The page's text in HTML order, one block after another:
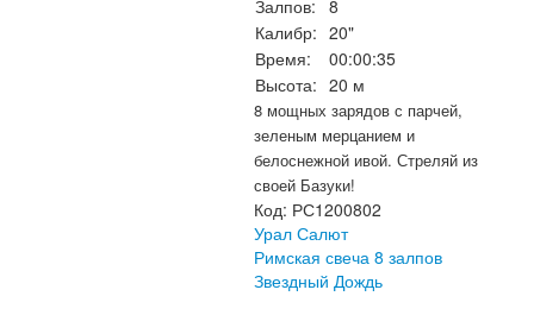
Залпов: 8
Калибр: 20"
Время:
00:00:35
Высота: 20 м
8 мощных зарядов с парчей,
зеленым мерцанием и
белоснежной ивой. Стреляй из
своей Базуки!
Код: РС1200802
Урал Салют
Римская свеча 8 залпов
Звездный Дождь